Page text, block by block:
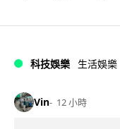
科技娛樂 生活娛樂
Vin 12 小時